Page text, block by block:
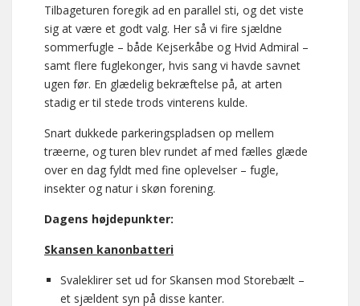
Tilbageturen foregik ad en parallel sti, og det viste
sig at være et godt valg. Her så vi fire sjældne
sommerfugle – både Kejserkåbe og Hvid Admiral –
samt flere fuglekonger, hvis sang vi havde savnet
ugen før. En glædelig bekræftelse på, at arten
stadig er til stede trods vinterens kulde.
Snart dukkede parkeringspladsen op mellem
træerne, og turen blev rundet af med fælles glæde
over en dag fyldt med fine oplevelser – fugle,
insekter og natur i skøn forening.
Dagens højdepunkter:
Skansen kanonbatteri
Svaleklirer set ud for Skansen mod Storebælt –
et sjældent syn på disse kanter.